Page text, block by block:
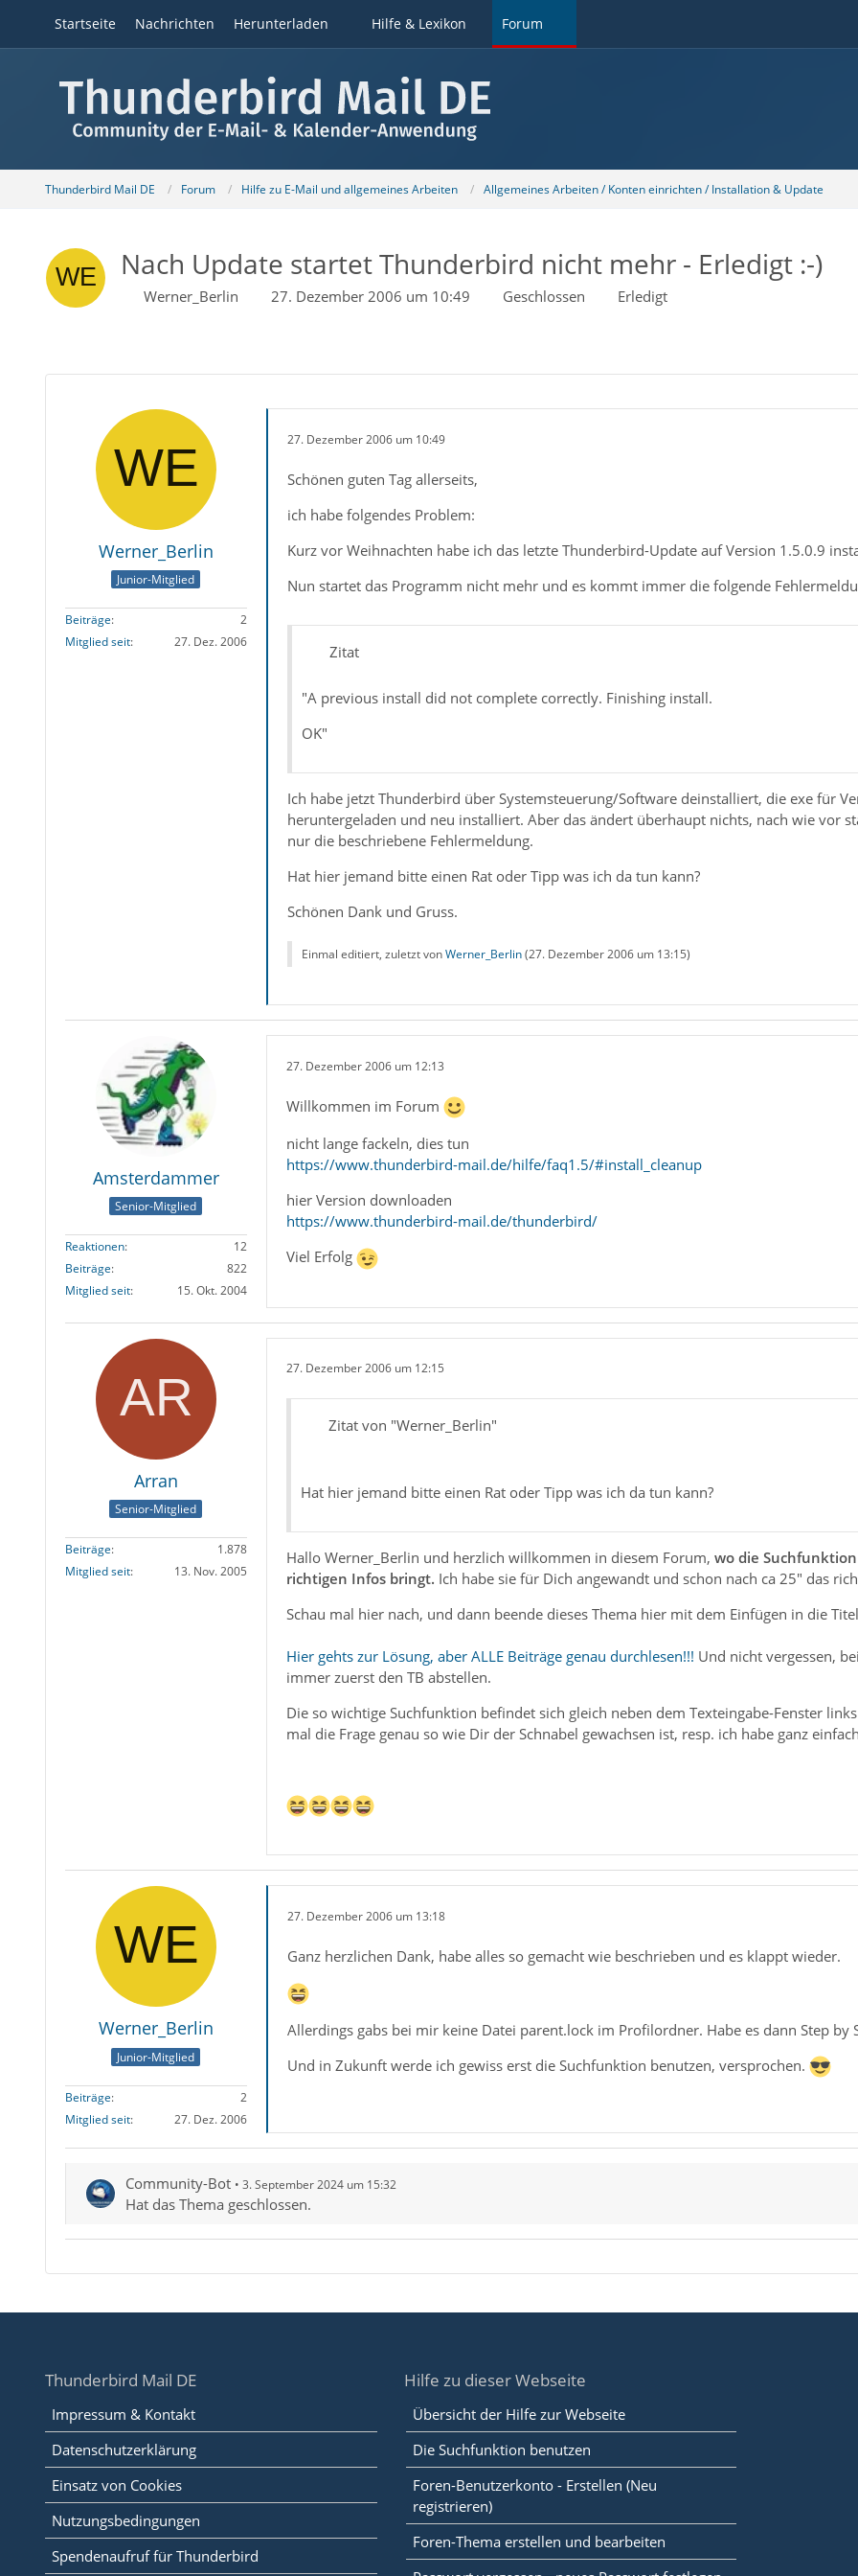
Startseite Nachrichten Herunterladen Hilfe & Lexikon Forum
Thunderbird Mail DE Forum Hilfe zu E-Mail und allgemeines Arbeiten Allgemeines Arbeiten / Konten einrichten / Installation & Update
Nach Update startet Thunderbird nicht mehr - Erledigt :-)
Werner_Berlin 27. Dezember 2006 um 10:49 Geschlossen Erledigt
Werner_Berlin
Junior-Mitglied
Beiträge
2
Mitglied seit
27. Dez. 2006
27. Dezember 2006 um 10:49
Schönen guten Tag allerseits,
ich habe folgendes Problem:
Kurz vor Weihnachten habe ich das letzte Thunderbird-Update auf Version 1.5.0.9
Nun startet das Programm nicht mehr und es kommt immer die folgende
Zitat
"A previous install did not complete correctly. Finishing install.
OK"
Ich habe jetzt Thunderbird über Systemsteuerung/Software deinstalliert, die exe für
heruntergeladen und neu installiert. Aber das ändert überhaupt nichts, nach wie vor
nur die beschriebene Fehlermeldung.
Hat hier jemand bitte einen Rat oder Tipp was ich da tun kann?
Schönen Dank und Gruss.
Einmal editiert, zuletzt vonWerner_Berlin(27. Dezember 2006 um 13:15)
Amsterdammer
Senior-Mitglied
Reaktionen
12
Beiträge
822
Mitglied seit
15. Okt. 2004
27. Dezember 2006 um 12:13
Willkommen im Forum
nicht lange fackeln, dies tun
https://www.thunderbird-mail.de/hilfe/faq1.5/#install_cleanup
hier Version downloaden
https://www.thunderbird-mail.de/thunderbird/
Viel Erfolg
Arran
Senior-Mitglied
Beiträge
1.878
Mitglied seit
13. Nov. 2005
27. Dezember 2006 um 12:15
Zitat von "Werner_Berlin"
Hat hier jemand bitte einen Rat oder Tipp was ich da tun kann?
Hallo Werner_Berlin und herzlich willkommen in diesem Forum, wo die
richtigen Infos bringt. Ich habe sie für Dich angewandt und schon nach ca 25" das
Schau mal hier nach, und dann beende dieses Thema hier mit dem Einfügen in die
Hier gehts zur Lösung, aber ALLE Beiträge genau durchlesen!!! Und nicht vergessen,
immer zuerst den TB abstellen.
Die so wichtige Suchfunktion befindet sich gleich neben dem Texteingabe-Fenster
mal die Frage genau so wie Dir der Schnabel gewachsen ist, resp. ich habe ganz
Werner_Berlin
Junior-Mitglied
Beiträge
2
Mitglied seit
27. Dez. 2006
27. Dezember 2006 um 13:18
Ganz herzlichen Dank, habe alles so gemacht wie beschrieben und es klappt wieder.
Allerdings gabs bei mir keine Datei parent.lock im Profilordner. Habe es dann Step by
Und in Zukunft werde ich gewiss erst die Suchfunktion benutzen, versprochen.
Community-Bot 3. September 2024 um 15:32
Hat das Thema geschlossen.
Thunderbird Mail DE
Impressum & Kontakt
Datenschutzerklärung
Einsatz von Cookies
Nutzungsbedingungen
Spendenaufruf für Thunderbird
Hilfe zu dieser Webseite
Übersicht der Hilfe zur Webseite
Die Suchfunktion benutzen
Foren-Benutzerkonto - Erstellen (Neu
registrieren)
Foren-Thema erstellen und bearbeiten